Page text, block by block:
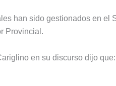
han sido gestionados en el
Provincial.
en su discurso dijo que: